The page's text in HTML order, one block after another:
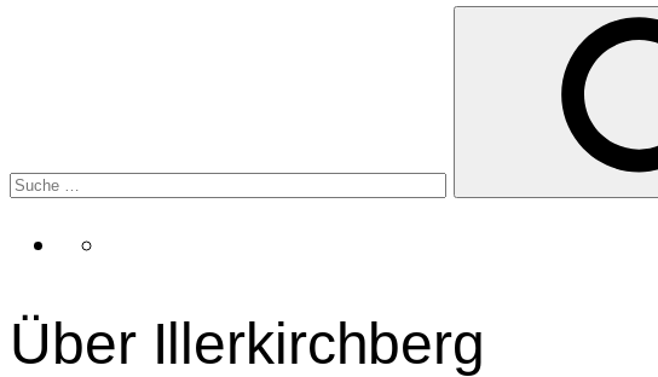
Über Illerkirchberg